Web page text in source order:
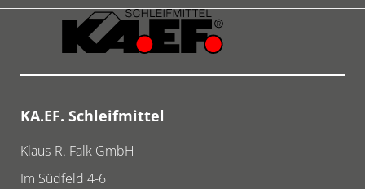
KA.EF. Schleifmittel
Klaus-R. Falk GmbH
Im Südfeld 4-6